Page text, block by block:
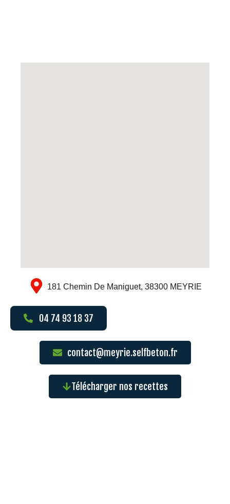
181 Chemin De Maniguet, 38300 MEYRIE
04 74 93 18 37
contact@meyrie.selfbeton.fr
Télécharger nos recettes